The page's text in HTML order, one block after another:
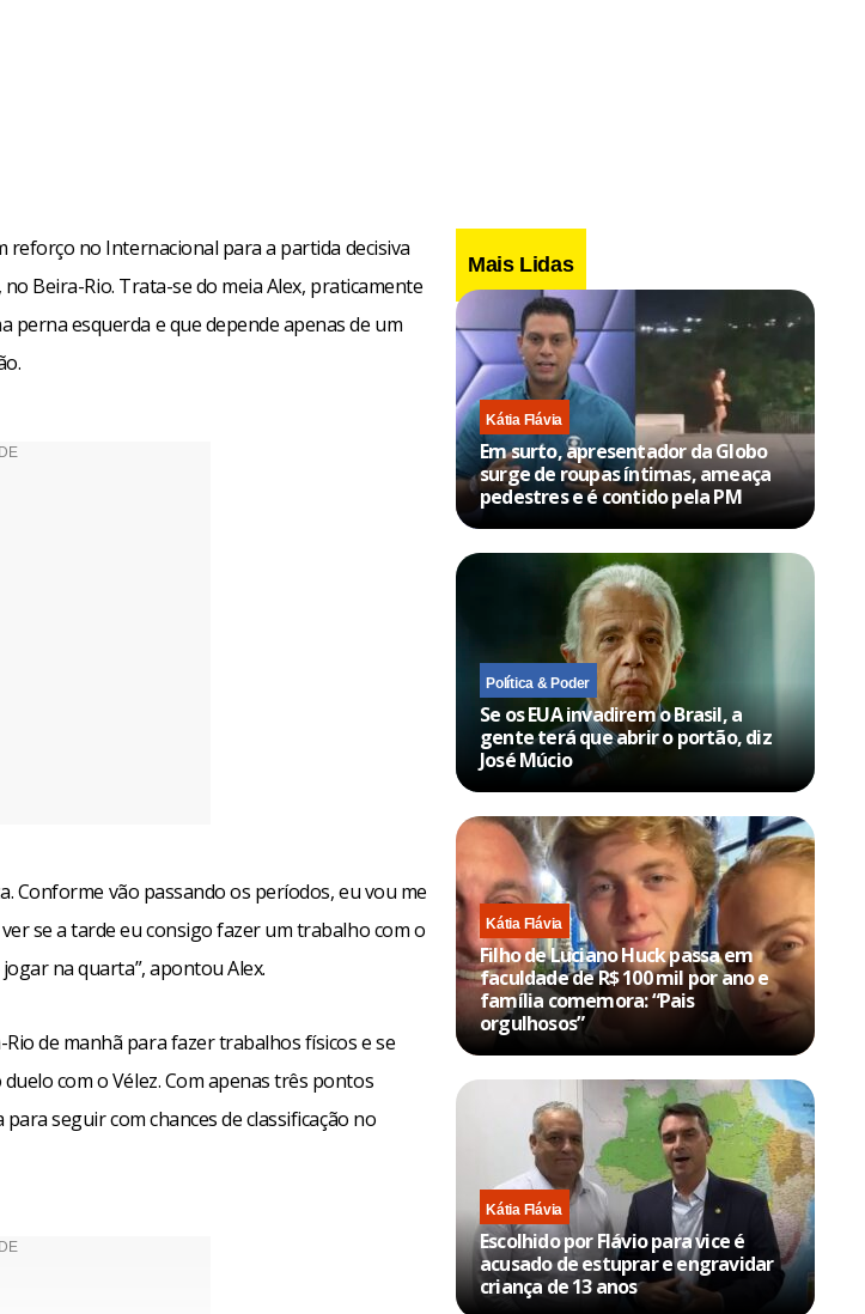
reforço no Internacional para a partida decisiva
Beira-Rio. Trata-se do meia Alex, praticamente
perna esquerda e que depende apenas de um
Conforme vão passando os períodos, eu vou me
se a tarde eu consigo fazer um trabalho com o
na quarta”, apontou Alex.
de manhã para fazer trabalhos físicos e se
com o Vélez. Com apenas três pontos
seguir com chances de classificação no
Mais Lidas
Kátia Flávia
Em surto, apresentador da Globo
surge de roupas íntimas, ameaça
pedestres e é contido pela PM
Política & Poder
Se os EUA invadirem o Brasil, a
gente terá que abrir o portão, diz
José Múcio
Kátia Flávia
Filho de Luciano Huck passa em
faculdade de R$ 100 mil por ano e
família comemora: “Pais
orgulhosos”
Kátia Flávia
Escolhido por Flávio para vice é
acusado de estuprar e engravidar
criança de 13 anos